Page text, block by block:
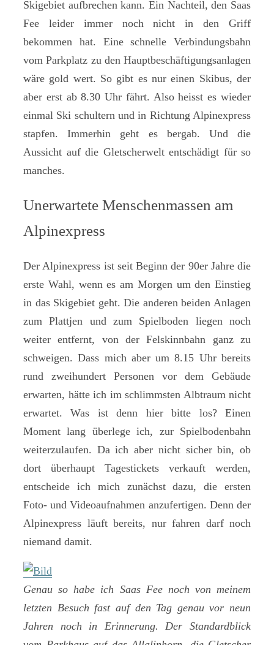
Skigebiet aufbrechen kann. Ein Nachteil, den Saas
Fee leider immer noch nicht in den Griff
bekommen hat. Eine schnelle Verbindungsbahn
vom Parkplatz zu den Hauptbeschäftigungsanlagen
wäre gold wert. So gibt es nur einen Skibus, der
aber erst ab 8.30 Uhr fährt. Also heisst es wieder
einmal Ski schultern und in Richtung Alpinexpress
stapfen. Immerhin geht es bergab. Und die
Aussicht auf die Gletscherwelt entschädigt für so
manches.
Unerwartete Menschenmassen am
Alpinexpress
Der Alpinexpress ist seit Beginn der 90er Jahre die
erste Wahl, wenn es am Morgen um den Einstieg
in das Skigebiet geht. Die anderen beiden Anlagen
zum Plattjen und zum Spielboden liegen noch
weiter entfernt, von der Felskinnbahn ganz zu
schweigen. Dass mich aber um 8.15 Uhr bereits
rund zweihundert Personen vor dem Gebäude
erwarten, hätte ich im schlimmsten Albtraum nicht
erwartet. Was ist denn hier bitte los? Einen
Moment lang überlege ich, zur Spielbodenbahn
weiterzulaufen. Da ich aber nicht sicher bin, ob
dort überhaupt Tagestickets verkauft werden,
entscheide ich mich zunächst dazu, die ersten
Foto- und Videoaufnahmen anzufertigen. Denn der
Alpinexpress läuft bereits, nur fahren darf noch
niemand damit.
Genau so habe ich Saas Fee noch von meinem
letzten Besuch fast auf den Tag genau vor neun
Jahren noch in Erinnerung. Der Standardblick